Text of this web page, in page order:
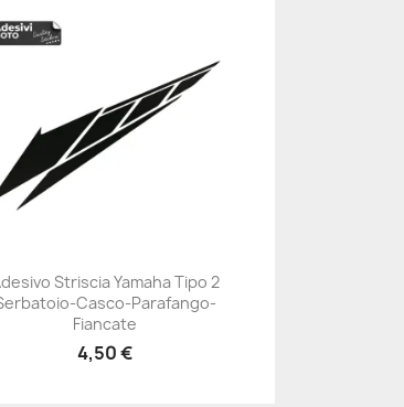
+23
Striscia Yamaha Tipo 2
Casco-Parafango-
Fiancate
4,50 €